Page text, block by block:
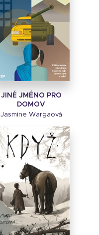
JINÉ JMÉNO PRO
DOMOV
Jasmine Wargaová